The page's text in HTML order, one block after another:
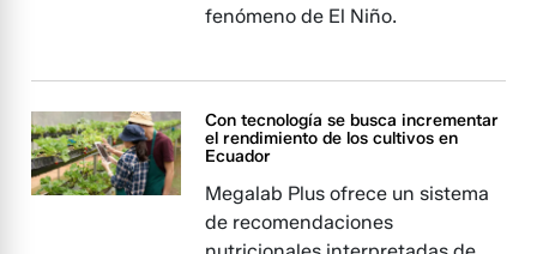
fenómeno de El Niño.
Con tecnología se busca incrementar
el rendimiento de los cultivos en
Ecuador
Megalab Plus ofrece un sistema
de recomendaciones